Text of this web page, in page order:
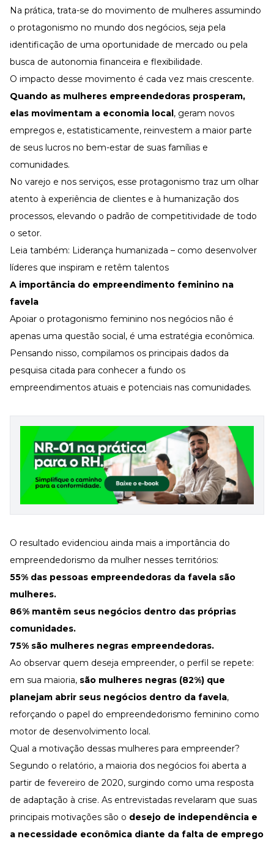
Newsletters
Na prática, trata-se do movimento de mulheres assumindo
o protagonismo no mundo dos negócios, seja pela
identificação de uma oportunidade de mercado ou pela
busca de autonomia financeira e flexibilidade.
O impacto desse movimento é cada vez mais crescente.
Quando as mulheres empreendedoras prosperam,
elas movimentam a economia local, geram novos
empregos e, estatisticamente, reinvestem a maior parte
de seus lucros no bem-estar de suas famílias e
comunidades.
No varejo e nos serviços, esse protagonismo traz um olhar
atento à experiência de clientes e à humanização dos
processos, elevando o padrão de competitividade de todo
o setor.
Leia também: Liderança humanizada – como desenvolver
líderes que inspiram e retêm talentos
A importância do empreendimento feminino na
favela
Apoiar o protagonismo feminino nos negócios não é
apenas uma questão social, é uma estratégia econômica.
Pensando nisso, compilamos os principais dados da
pesquisa citada para conhecer a fundo os
empreendimentos atuais e potenciais nas comunidades.
O resultado evidenciou ainda mais a importância do
empreendedorismo da mulher nesses territórios:
55% das pessoas empreendedoras da favela são
mulheres.
86% mantêm seus negócios dentro das próprias
comunidades.
75% são mulheres negras empreendedoras.
Ao observar quem deseja empreender, o perfil se repete:
em sua maioria, são mulheres negras (82%) que
planejam abrir seus negócios dentro da favela,
reforçando o papel do empreendedorismo feminino como
motor de desenvolvimento local.
Qual a motivação dessas mulheres para empreender?
Segundo o relatório, a maioria dos negócios foi aberta a
partir de fevereiro de 2020, surgindo como uma resposta
de adaptação à crise. As entrevistadas revelaram que suas
principais motivações são o desejo de independência e
a necessidade econômica diante da falta de emprego